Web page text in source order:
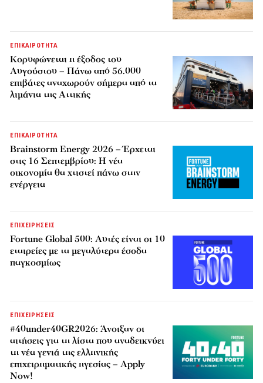
ΕΠΙΚΑΙΡΟΤΗΤΑ
Κορυφώνεται η έξοδος του
Αυγούστου – Πάνω από 56.000
επιβάτες αναχωρούν σήμερα από τα
λιμάνια της Αττικής
ΕΠΙΚΑΙΡΟΤΗΤΑ
Brainstorm Energy 2026 – Έρχεται
στις 16 Σεπτεμβρίου: Η νέα
οικονομία θα χτιστεί πάνω στην
ενέργεια
ΕΠΙΧΕΙΡΗΣΕΙΣ
Fortune Global 500: Αυτές είναι οι 10
εταιρείες με τα μεγαλύτερα έσοδα
παγκοσμίως
ΕΠΙΧΕΙΡΗΣΕΙΣ
#40under40GR2026: Άνοιξαν οι
αιτήσεις για τη λίστα που αναδεικνύει
τη νέα γενιά της ελληνικής
επιχειρηματικής ηγεσίας – Apply
Now!